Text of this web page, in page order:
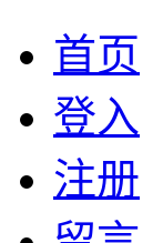
首页
登入
注册